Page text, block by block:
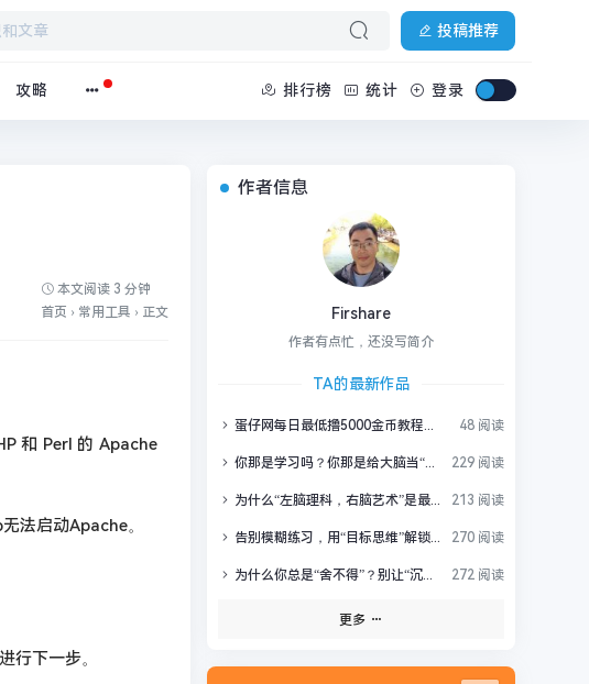
投稿推荐
攻略 排行榜 统计 登录
本文阅读 3 分钟
首页 › 常用工具 › 正文
和 Perl 的 Apache
法启动Apache。
行下一步。
作者信息
Firshare
作者有点忙，还没写简介
TA的最新作品
蛋仔网每日最低撸5000金币教程，白嫖金币快速赚大钱 48 阅读
你那是学习吗？你那是给大脑当“临时仓库”！掌握这个神技，一年学完33门课不是梦！ 229 阅读
为什么“左脑理科，右脑艺术”是最大的科学谣言？ 213 阅读
告别模糊练习，用“目标思维”解锁你的高效成长 270 阅读
为什么你总是“舍不得”？别让“沉没成本”掏空你的未来 272 阅读
更多